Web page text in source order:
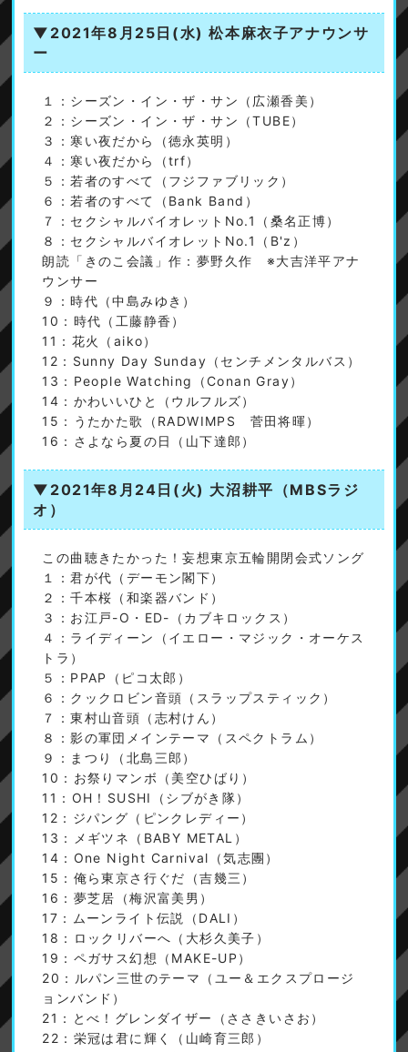
▼2021年8月25日(水) 松本麻衣子アナウンサ
ー
１：シーズン・イン・ザ・サン（広瀬香美）
２：シーズン・イン・ザ・サン（TUBE）
３：寒い夜だから（徳永英明）
４：寒い夜だから（trf）
５：若者のすべて（フジファブリック）
６：若者のすべて（Bank Band）
７：セクシャルバイオレットNo.1（桑名正博）
８：セクシャルバイオレットNo.1（B'z）
朗読「きのこ会議」作：夢野久作 ※大吉洋平アナ
ウンサー
９：時代（中島みゆき）
10：時代（工藤静香）
11：花火（aiko）
12：Sunny Day Sunday（センチメンタルバス）
13：People Watching（Conan Gray）
14：かわいいひと（ウルフルズ）
15：うたかた歌（RADWIMPS 菅田将暉）
16：さよなら夏の日（山下達郎）
▼2021年8月24日(火) 大沼耕平（MBSラジ
オ）
この曲聴きたかった！妄想東京五輪開閉会式ソング
１：君が代（デーモン閣下）
２：千本桜（和楽器バンド）
３：お江戸-O・ED-（カブキロックス）
４：ライディーン（イエロー・マジック・オーケス
トラ）
５：PPAP（ピコ太郎）
６：クックロビン音頭（スラップスティック）
７：東村山音頭（志村けん）
８：影の軍団メインテーマ（スペクトラム）
９：まつり（北島三郎）
10：お祭りマンボ（美空ひばり）
11：OH！SUSHI（シブがき隊）
12：ジパング（ピンクレディー）
13：メギツネ（BABY METAL）
14：One Night Carnival（気志團）
15：俺ら東京さ行ぐだ（吉幾三）
16：夢芝居（梅沢富美男）
17：ムーンライト伝説（DALI）
18：ロックリバーへ（大杉久美子）
19：ペガサス幻想（MAKE-UP）
20：ルパン三世のテーマ（ユー＆エクスプロージ
ョンバンド）
21：とべ！グレンダイザー（ささきいさお）
22：栄冠は君に輝く（山崎育三郎）